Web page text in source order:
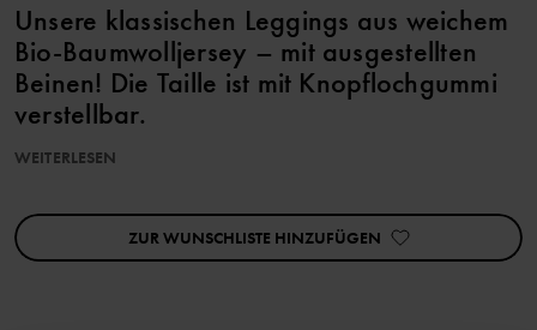
Unsere klassischen Leggings aus weichem
Bio-Baumwolljersey – mit ausgestellten
Beinen! Die Taille ist mit Knopflochgummi
verstellbar.
Produkteigenschaften:
• Bundweite mit Knopflochgummi verstellbar
WEITERLESEN
ZUR WUNSCHLISTE HINZUFÜGEN